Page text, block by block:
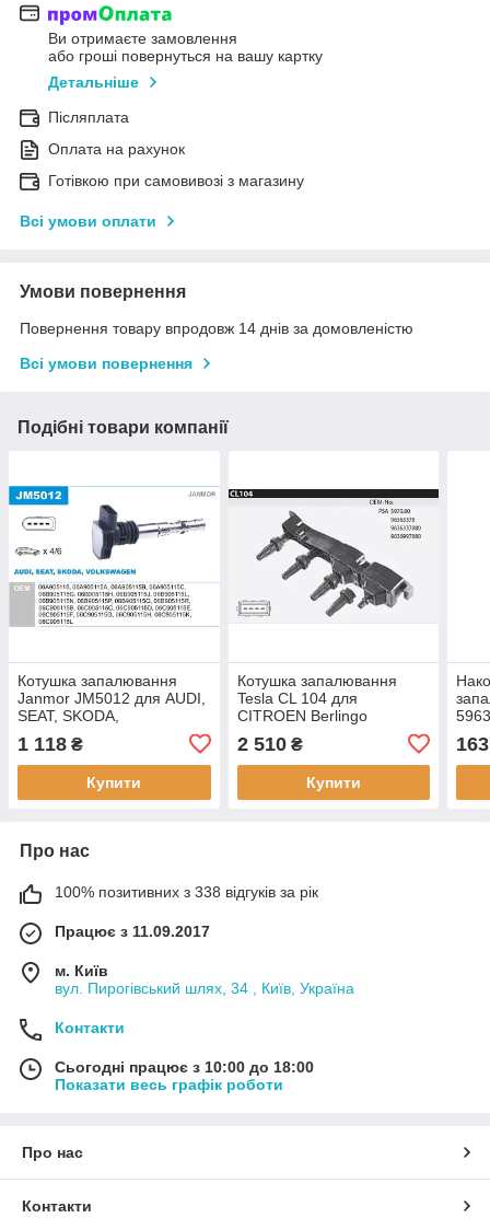
Ви отримаєте замовлення
або гроші повернуться на вашу картку
Детальніше
Післяплата
Оплата на рахунок
Готівкою при самовивозі з магазину
Всі умови оплати
Умови повернення
Повернення товару впродовж 14 днів за домовленістю
Всі умови повернення
Подібні товари компанії
Котушка запалювання
Janmor JM5012 для AUDI,
SEAT, SKODA,
06A905115, 06A905115A,
06A905115B, 06A905115C,
06B905115G,
1 118 ₴
Купити
Котушка запалювання
Tesla CL 104 для
CITROEN Berlingo
(B9)/(MF)/Van (B9)/(M_),
C2 (JM_), C3 I (FC_), C3
Pluriel (HB_), C4 Coupe
2 510₴
Купити
163
Про нас
100% позитивних з 338 відгуків за рік
Працює з 11.09.2017
м. Київ
вул. Пирогівський шлях, 34 , Київ, Україна
Контакти
Сьогодні працює з 10:00 до 18:00
Показати весь графік роботи
Про нас
Контакти